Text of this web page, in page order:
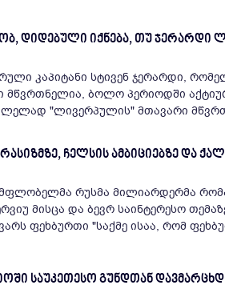
დიდებული იქნება, თუ ჯერარდი
კაპიტანი სტივენ ჯერარდი,
მწვრთნელია, ბოლო პერიოდში
ჩელსის ამბიციებზე და
რუსმა მილიარდერმა
მისცა და ბევრ საინტერესო
ფეხბურთი "საქმე ისაა, რომ
საუკეთესო გუნდთან